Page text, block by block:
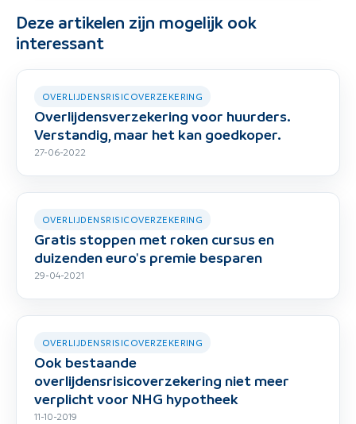
Deze artikelen zijn mogelijk ook
interessant
OVERLIJDENSRISICOVERZEKERING
Overlijdensverzekering voor huurders.
Verstandig, maar het kan goedkoper.
27-06-2022
OVERLIJDENSRISICOVERZEKERING
Gratis stoppen met roken cursus en
duizenden euro's premie besparen
29-04-2021
OVERLIJDENSRISICOVERZEKERING
Ook bestaande
overlijdensrisicoverzekering niet meer
verplicht voor NHG hypotheek
11-10-2019